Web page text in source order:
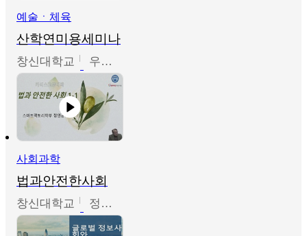
예술ㆍ체육
산학연미용세미나
창신대학교 우미옥,오윤경,박선이
사회과학
법과안전한사회
창신대학교 정연균